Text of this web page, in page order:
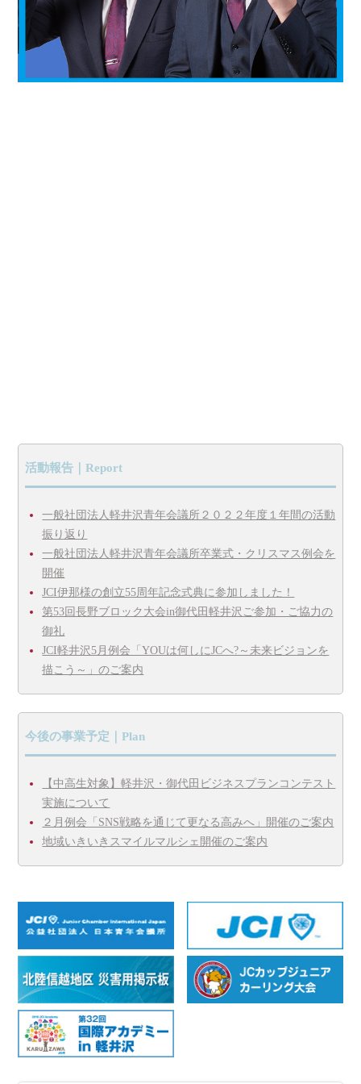
活動報告｜Report
一般社団法人軽井沢青年会議所２０２２年度１年間の活動
振り返り
一般社団法人軽井沢青年会議所卒業式・クリスマス例会を
開催
JCI伊那様の創立55周年記念式典に参加しました！
第53回長野ブロック大会in御代田軽井沢ご参加・ご協力の
御礼
JCI軽井沢5月例会「YOUは何しにJCへ?～未来ビジョンを
描こう～」のご案内
今後の事業予定｜Plan
【中高生対象】軽井沢・御代田ビジネスプランコンテスト
実施について
２月例会「SNS戦略を通じて更なる高みへ」開催のご案内
地域いきいきスマイルマルシェ開催のご案内